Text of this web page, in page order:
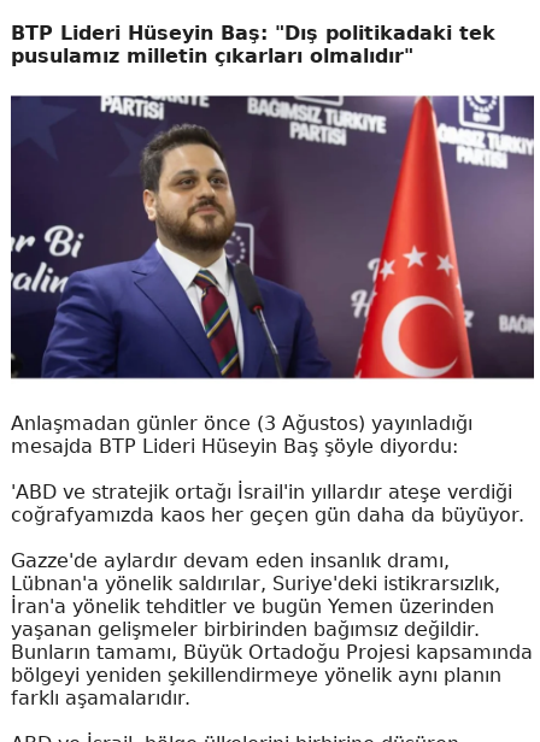
BTP Lideri Hüseyin Baş: "Dış politikadaki tek
pusulamız milletin çıkarları olmalıdır"
Anlaşmadan günler önce (3 Ağustos) yayınladığı
mesajda BTP Lideri Hüseyin Baş şöyle diyordu:
'ABD ve stratejik ortağı İsrail'in yıllardır ateşe verdiği
coğrafyamızda kaos her geçen gün daha da büyüyor.
Gazze'de aylardır devam eden insanlık dramı,
Lübnan'a yönelik saldırılar, Suriye'deki istikrarsızlık,
İran'a yönelik tehditler ve bugün Yemen üzerinden
yaşanan gelişmeler birbirinden bağımsız değildir.
Bunların tamamı, Büyük Ortadoğu Projesi kapsamında
bölgeyi yeniden şekillendirmeye yönelik aynı planın
farklı aşamalarıdır.